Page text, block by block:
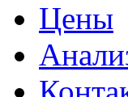
Цены